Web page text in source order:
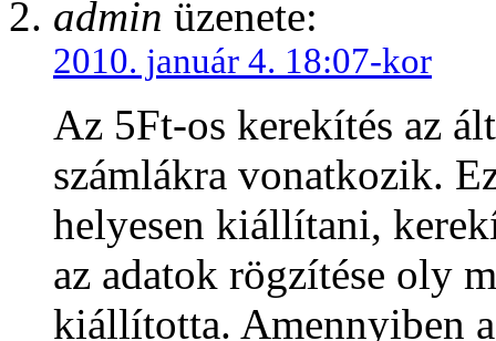
admin üzenete:
2010. január 4. 18:07-kor
Az 5Ft-os kerekítés az
számlákra vonatkozik.
helyesen kiállítani,
az adatok rögzítése oly
kiállította. Amennyiben